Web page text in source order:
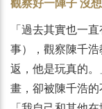
「過去其實也一
事），觀察陳千
返，他是玩真的
畫，卻被陳千浩